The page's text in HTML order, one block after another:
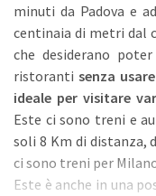
minuti da Padova e
centinaia di metri dal
che desiderano
ristoranti senza
ideale per visitare
Este ci sono treni e
soli 8 Km di distanza,
ci sono treni per
Este è anche in una